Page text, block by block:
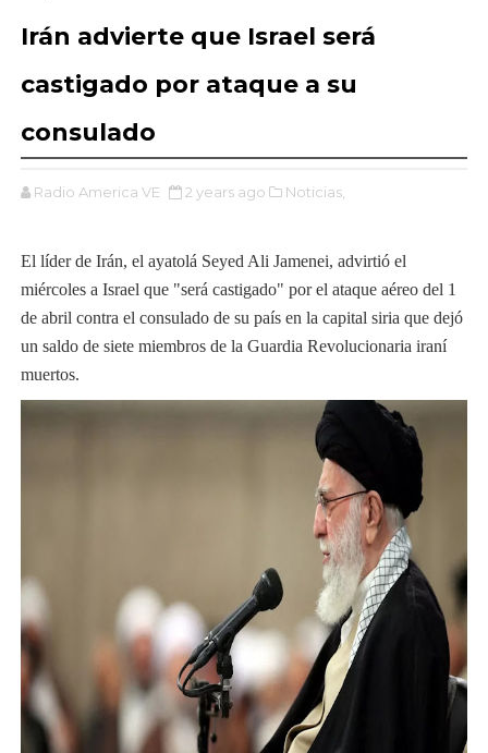
Irán advierte que Israel será
castigado por ataque a su
consulado
Radio America VE 2 years ago Noticias,
El líder de Irán, el ayatolá Seyed Ali Jamenei, advirtió el
miércoles a Israel que "será castigado" por el ataque aéreo del 1
de abril contra el consulado de su país en la capital siria que dejó
un saldo de siete miembros de la Guardia Revolucionaria iraní
muertos.